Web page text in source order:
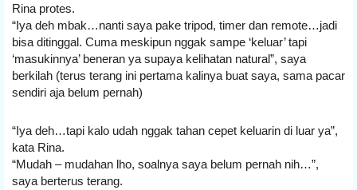
Rina protes.
“Iya deh mbak…nanti saya pake tripod, timer dan remote…jadi
bisa ditinggal. Cuma meskipun nggak sampe ‘keluar’ tapi
‘masukinnya’ beneran ya supaya kelihatan natural”, saya
berkilah (terus terang ini pertama kalinya buat saya, sama pacar
sendiri aja belum pernah)
“Iya deh…tapi kalo udah nggak tahan cepet keluarin di luar ya”,
kata Rina.
“Mudah – mudahan lho, soalnya saya belum pernah nih…”,
saya berterus terang.